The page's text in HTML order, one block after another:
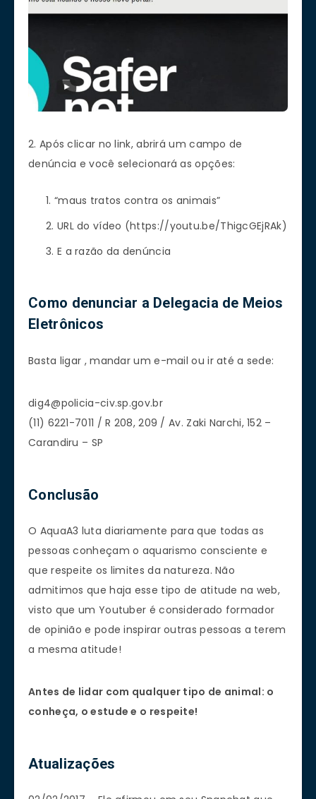
2. Após clicar no link, abrirá um campo de
denúncia e você selecionará as opções:
“maus tratos contra os animais”
URL do vídeo (https://youtu.be/ThigcGEjRAk)
E a razão da denúncia
Como denunciar a Delegacia de Meios
Eletrônicos
Basta ligar , mandar um e-mail ou ir até a sede:
dig4@policia-civ.sp.gov.br
(11) 6221-7011 / R 208, 209 / Av. Zaki Narchi, 152 –
Carandiru – SP
Conclusão
O AquaA3 luta diariamente para que todas as
pessoas conheçam o aquarismo consciente e
que respeite os limites da natureza. Não
admitimos que haja esse tipo de atitude na web,
visto que um Youtuber é considerado formador
de opinião e pode inspirar outras pessoas a terem
a mesma atitude!
Antes de lidar com qualquer tipo de animal: o
conheça, o estude e o respeite!
Atualizações